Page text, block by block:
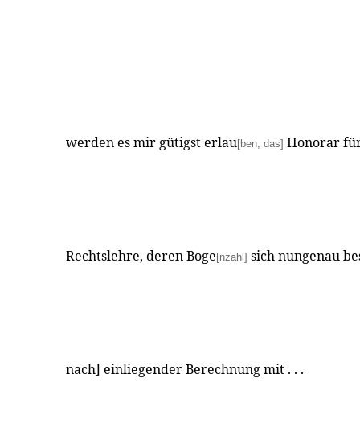
werden es mir gütigst erlau[ben, das] Honorar
Rechtslehre, deren Boge [nzahl] sich nungenau
nach] einliegender Berechnung mit . . .